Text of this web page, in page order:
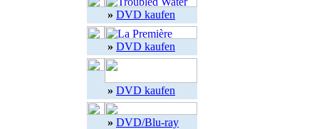
» DVD kaufen
» DVD kaufen
» DVD kaufen
» DVD/Blu-ray